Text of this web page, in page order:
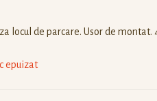
locul de parcare. Usor de montat.
epuizat